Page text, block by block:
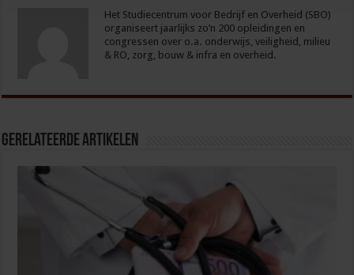
Het Studiecentrum voor Bedrijf en Overheid (SBO)
organiseert jaarlijks zo’n 200 opleidingen en
congressen over o.a. onderwijs, veiligheid, milieu
& RO, zorg, bouw & infra en overheid.
Gerelateerde Artikelen